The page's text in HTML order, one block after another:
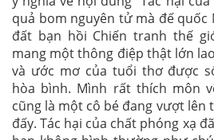
quả bom nguyên tử mà đế quốc
đất bạn hồi Chiến tranh thế
mang một thông điệp thật lớn
và ước mơ của tuổi thơ được
hòa bình. Mình rất thích môn
cũng là một cô bé đang vượt lên
đấy. Tác hại của chất phóng xạ